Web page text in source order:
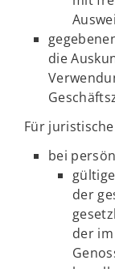
die
Für
bei
der
der